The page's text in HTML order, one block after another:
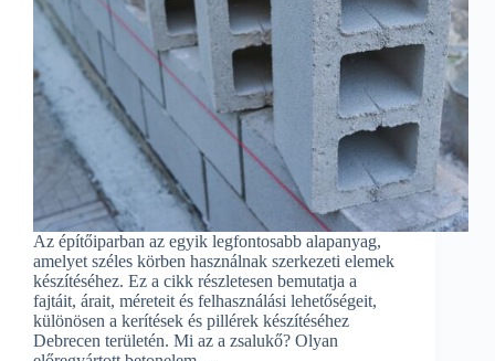
Az építőiparban az egyik legfontosabb alapanyag,
amelyet széles körben használnak szerkezeti elemek
készítéséhez. Ez a cikk részletesen bemutatja a
fajtáit, árait, méreteit és felhasználási lehetőségeit,
különösen a kerítések és pillérek készítéséhez
Debrecen területén. Mi az a zsalukő? Olyan